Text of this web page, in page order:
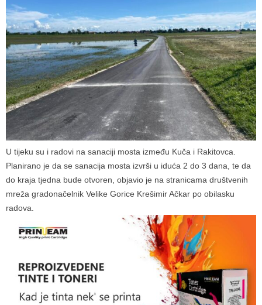
U tijeku su i radovi na sanaciji mosta između Kuča i Rakitovca.
Planirano je da se sanacija mosta izvrši u iduća 2 do 3 dana, te da
do kraja tjedna bude otvoren, objavio je na stranicama društvenih
mreža gradonačelnik Velike Gorice Krešimir Ačkar po obilasku
radova.